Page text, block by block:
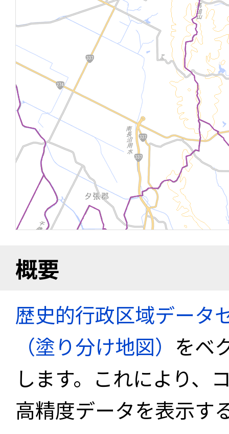
概要
歴史的行政区域データ
（塗り分け地図） をベ
します。これにより、
高精度データを表示す